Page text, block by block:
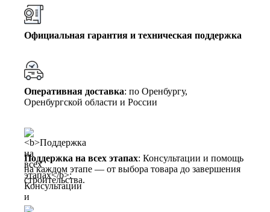
Официальная гарантия и техническая поддержка
Оперативная доставка: по Оренбургу,
Оренбургской области и России
Поддержка на всех этапах: Консультации и помощь
на каждом этапе — от выбора товара до завершения
строительства.